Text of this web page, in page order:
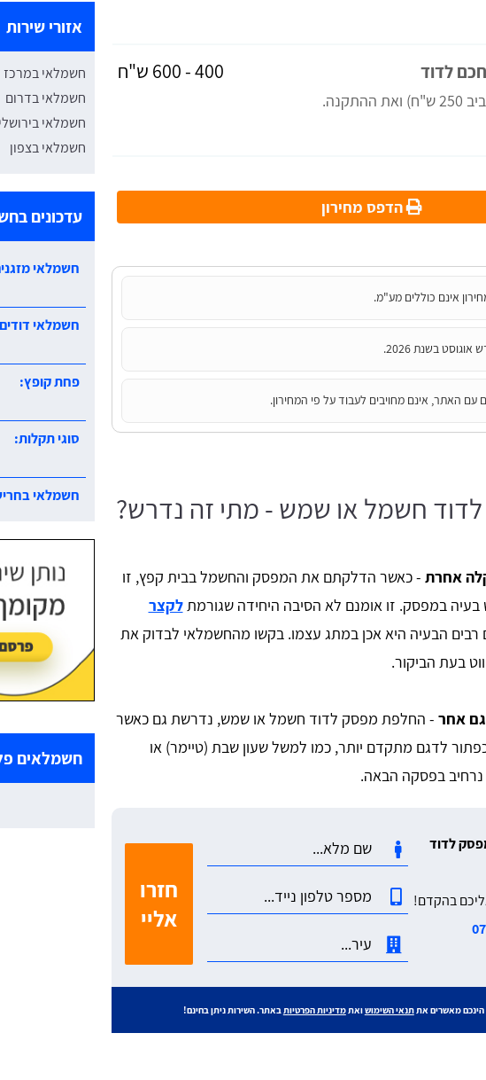
לדוד 400 - 600 ש"ח
הדפס מחירון
אינם כוללים מע"מ.
בשנת 2026.
עם האתר, אינם מחויבים לעבוד על פי המחירון.
חשמל או שמש - מתי זה נדרש?
אחרת - כאשר הדלקתם את המפסק והחשמל בבית קפץ, זו
בעיה במפסק. זו אומנם לא הסיבה היחידה שגורמתלקצר
רבים הבעיה היא אכן במתג עצמו. בקשו מהחשמלאי לבדוק את
בעת הביקור.
אחר - החלפת מפסק לדוד חשמל או שמש, נדרשת גם כאשר
לדגם מתקדם יותר, כמו למשל שעון שבת (טיימר) או
בפסקה הבאה.
לדוד
בהקדם!
חזרו
אליי
מאשרים אתתנאי השימושואתמדיניות הפרטיותבאתר. השירות ניתן בחינם!
אזורי שירות
חשמלאי במרכז
חשמלאי בדרום
חשמלאי
חשמלאי בצפון
עדכונים
חשמלאי
חשמלאי
פחת קופץ:
סוגי תקלות:
חשמלאי
חשמלאים